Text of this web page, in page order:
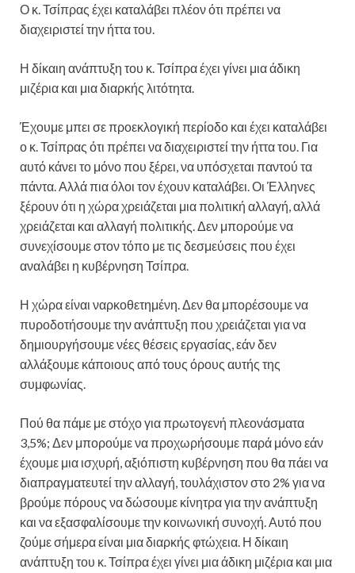
Ο κ. Τσίπρας έχει καταλάβει πλέον ότι πρέπει να
διαχειριστεί την ήττα του.
Η δίκαιη ανάπτυξη του κ. Τσίπρα έχει γίνει μια άδικη
μιζέρια και μια διαρκής λιτότητα.
Έχουμε μπει σε προεκλογική περίοδο και έχει καταλάβει
ο κ. Τσίπρας ότι πρέπει να διαχειριστεί την ήττα του. Για
αυτό κάνει το μόνο που ξέρει, να υπόσχεται παντού τα
πάντα. Αλλά πια όλοι τον έχουν καταλάβει. Οι Έλληνες
ξέρουν ότι η χώρα χρειάζεται μια πολιτική αλλαγή, αλλά
χρειάζεται και αλλαγή πολιτικής. Δεν μπορούμε να
συνεχίσουμε στον τόπο με τις δεσμεύσεις που έχει
αναλάβει η κυβέρνηση Τσίπρα.
Η χώρα είναι ναρκοθετημένη. Δεν θα μπορέσουμε να
πυροδοτήσουμε την ανάπτυξη που χρειάζεται για να
δημιουργήσουμε νέες θέσεις εργασίας, εάν δεν
αλλάξουμε κάποιους από τους όρους αυτής της
συμφωνίας.
Πού θα πάμε με στόχο για πρωτογενή πλεονάσματα
3,5%; Δεν μπορούμε να προχωρήσουμε παρά μόνο εάν
έχουμε μια ισχυρή, αξιόπιστη κυβέρνηση που θα πάει να
διαπραγματευτεί την αλλαγή, τουλάχιστον στο 2% για να
βρούμε πόρους να δώσουμε κίνητρα για την ανάπτυξη
και να εξασφαλίσουμε την κοινωνική συνοχή. Αυτό που
ζούμε σήμερα είναι μια διαρκής φτώχεια. Η δίκαιη
ανάπτυξη του κ. Τσίπρα έχει γίνει μια άδικη μιζέρια και μια